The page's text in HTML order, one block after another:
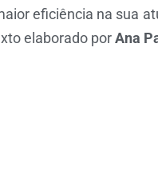
eficiência na sua
elaborado porAna